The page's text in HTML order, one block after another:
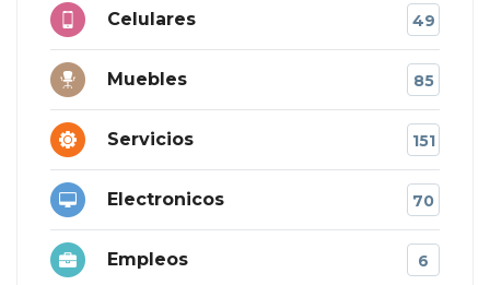
Celulares 49
Muebles 85
Servicios 151
Electronicos 70
Empleos 6